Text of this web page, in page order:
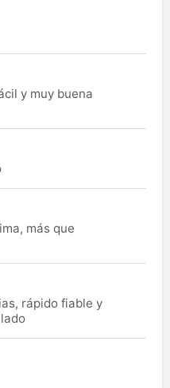
y muy buena
más que
rápido fiable y